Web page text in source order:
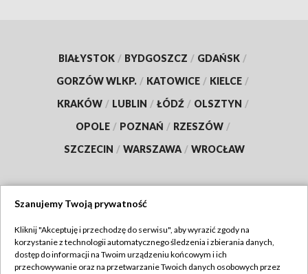
BIAŁYSTOK / BYDGOSZCZ / GDAŃSK /
GORZÓW WLKP. / KATOWICE / KIELCE /
KRAKÓW / LUBLIN / ŁÓDŹ / OLSZTYN /
OPOLE / POZNAŃ / RZESZÓW /
SZCZECIN / WARSZAWA / WROCŁAW
TVP
Abonament TVP
Regulamin TVP
Szanujemy Twoją prywatność
Kliknij "Akceptuję i przechodzę do serwisu", aby wyrazić zgody na
korzystanie z technologii automatycznego śledzenia i zbierania danych,
dostęp do informacji na Twoim urządzeniu końcowym i ich
przechowywanie oraz na przetwarzanie Twoich danych osobowych przez